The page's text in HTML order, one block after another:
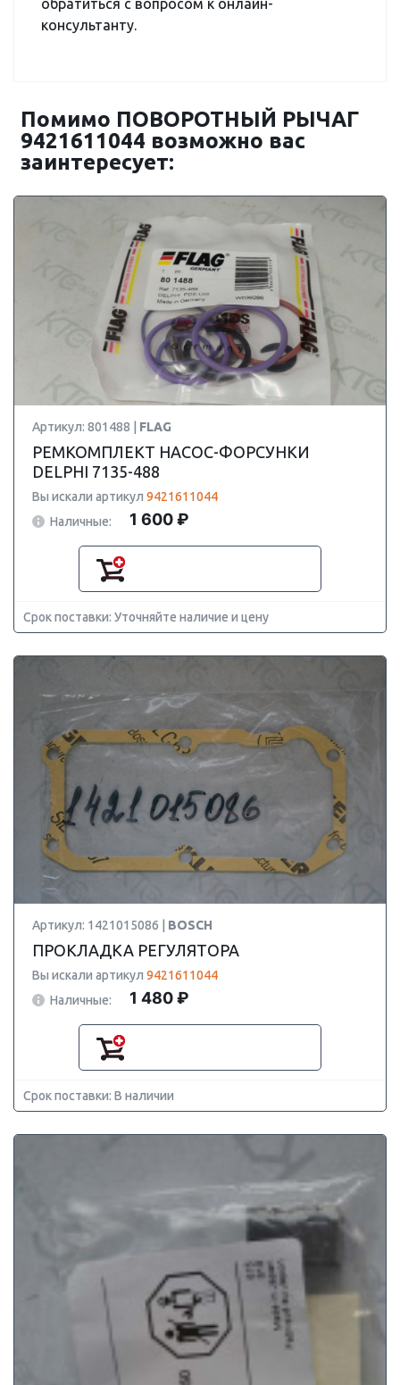
обратиться с вопросом к онлайн-
консультанту.
Помимо ПОВОРОТНЫЙ РЫЧАГ
9421611044 возможно вас
заинтересует:
Артикул: 801488 | FLAG
РЕМКОМПЛЕКТ НАСОС-ФОРСУНКИ
DELPHI 7135-488
Вы искали артикул 9421611044
Наличные:
1 600 ₽
Срок поставки: Уточняйте наличие и цену
Артикул: 1421015086 | BOSCH
ПРОКЛАДКА РЕГУЛЯТОРА
Вы искали артикул 9421611044
Наличные:
1 480 ₽
Срок поставки: В наличии